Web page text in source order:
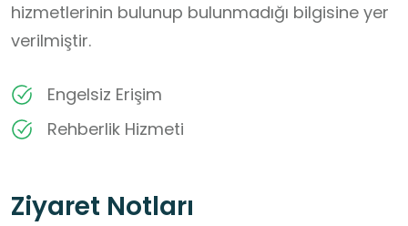
hizmetlerinin bulunup bulunmadığı bilgisine yer
verilmiştir.
Engelsiz Erişim
Rehberlik Hizmeti
Ziyaret Notları